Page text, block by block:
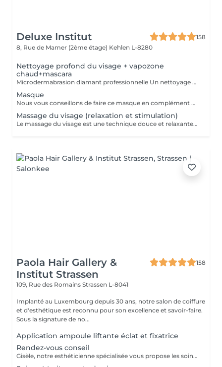
Deluxe Institut
158
8, Rue de Mamer (2ème étage) Kehlen L-8280
Nettoyage profond du visage + vapozone
chaud+mascara
Microdermabrasion diamant professionnelle Un nettoyage profond du visage grâce qui exfolient délicatement la couche superficielle de la peau, éliminant ainsi les cellules mortes et les impuretés. Ce processus est suivi d'une aspiration des particules exfoliées, garantissant une peau plus nette et plus éclatante. Pulvérisation de nano-chaleur : L'air chaud aide à ouvrir les pores, facilitant ainsi l'élimination des impuretés et optimisant l'absorption des soins appliqués par la suite. Recommandation : Nous conseillons d'appliquer un masque hydratant après ce traitement pour apaiser et nourrir la peau en profondeur. Idéal pour les adolescents souffrant d'acné, ce soin contribue à purifier la peau et à réduire les imperfections.
Masque
Nous vous conseillons de faire ce masque en complément des traitements visage.
Massage du visage (relaxation et stimulation)
Le massage du visage est une technique douce et relaxante qui stimule la circulation sanguine, détend les muscles et améliore l'éclat de la peau.
Paola Hair Gallery &
Institut Strassen
158
109, Rue des Romains Strassen L-8041
Implanté au Luxembourg depuis 30 ans, notre salon de coiffure
et d'esthétique est reconnu pour son excellence et savoir-faire.
Sous la signature de no...
Application ampoule liftante éclat et fixatrice
Rendez-vous conseil
Gisèle, notre esthéticienne spécialisée vous propose les soins et traitements visage et corps. Sa grande expérience vous garantie des conseils de qualité pour choisir les soins adaptés à vos besoins. Pris en charge personnalisée. Confort et bien être assuré.